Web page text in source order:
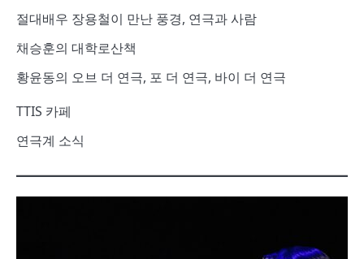
절대배우 장용철이 만난 풍경, 연극과 사람
채승훈의 대학로산책
황윤동의 오브 더 연극, 포 더 연극, 바이 더 연극
TTIS 카페
연극계 소식